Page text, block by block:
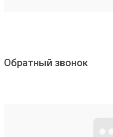
Обратный звонок